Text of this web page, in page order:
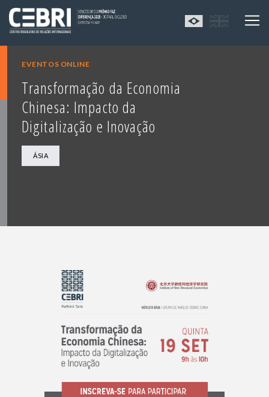
EVENTOS ONLINE
Transformação da Economia
Chinesa: Impacto da
Digitalização e Inovação
ÁSIA